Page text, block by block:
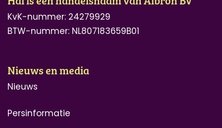
KvK-nummer: 24279929
BTW-nummer: NL807183659B01
Nieuws en media
Nieuws
Persinformatie